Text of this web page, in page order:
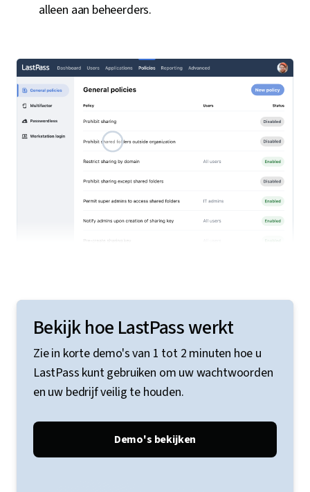
alleen aan beheerders.
Bekijk hoe LastPass werkt
Zie in korte demo's van 1 tot 2 minuten hoe u
LastPass kunt gebruiken om uw wachtwoorden
en uw bedrijf veilig te houden.
Demo's bekijken